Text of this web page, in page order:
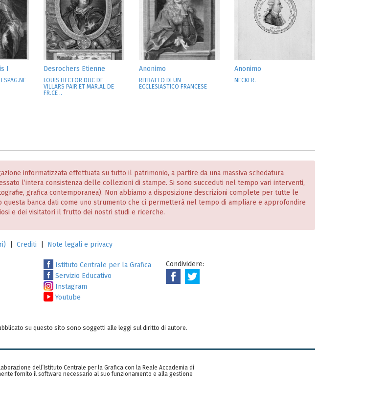
I Desrochers Etienne
LOUIS HECTOR DUC DE
VILLARS PAIR ET MAR.AL DE
FR.CE ..
Anonimo
RITRATTO DI UN
ECCLESIASTICO FRANCESE
Anonimo
NECKER.
informatizzata effettuata su tutto il patrimonio, a partire da una massiva schedatura
l’intera consistenza delle collezioni di stampe. Si sono succeduti nel tempo vari interventi,
grafica contemporanea). Non abbiamo a disposizione descrizioni complete per tutte le
banca dati come uno strumento che ci permetterà nel tempo di ampliare e approfondire
e dei visitatori il frutto dei nostri studi e ricerche.
Crediti Note legali e privacy
Istituto Centrale per la Grafica
Servizio Educativo
Instagram
Youtube
Condividere:
su questo sito sono soggetti alle leggi sul diritto di autore.
dell’Istituto Centrale per la Grafica con la Reale Accademia di
fornito il software necessario al suo funzionamento e alla gestione